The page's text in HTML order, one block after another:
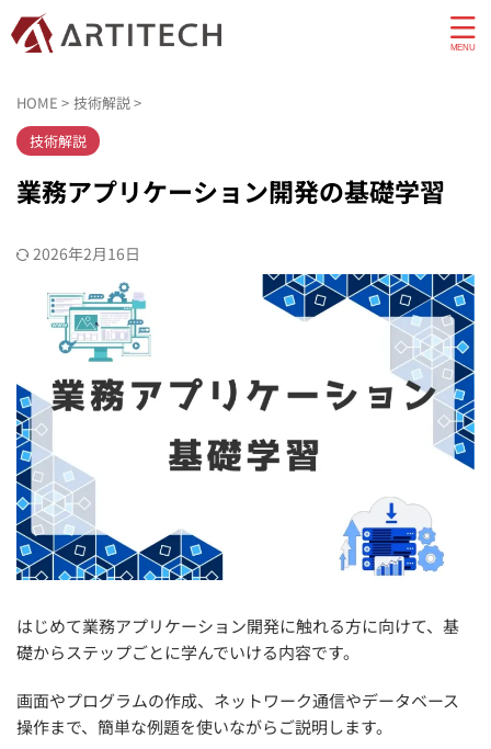
HOME > 技術解説>
技術解説
業務アプリケーション開発の基礎学習
2026年2月16日
はじめて業務アプリケーション開発に触れる方に向けて、基
礎からステップごとに学んでいける内容です。
画面やプログラムの作成、ネットワーク通信やデータベース
操作まで、簡単な例題を使いながらご説明します。